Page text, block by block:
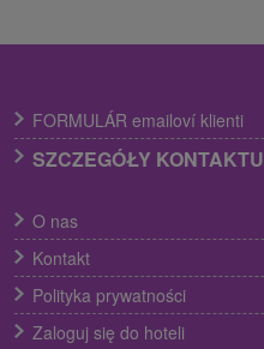
FORMULÁR emailoví klienti
SZCZEGÓŁY KONTAKTU
O nas
Kontakt
Polityka prywatności
Zaloguj się do hoteli